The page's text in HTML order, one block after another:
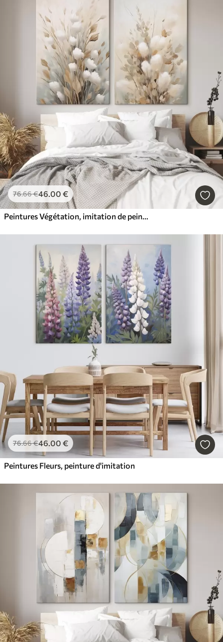
76.66€46.00 €
Peintures Végétation, imitation de peinture
76.66€46.00 €
Peintures Fleurs, peinture d'imitation